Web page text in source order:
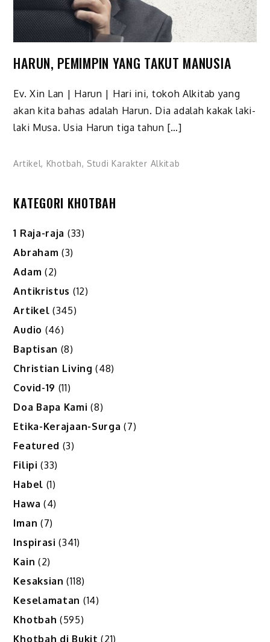
HARUN, PEMIMPIN YANG TAKUT MANUSIA
Ev. Xin Lan | Harun | Hari ini, tokoh Alkitab yang
akan kita bahas adalah Harun. Dia adalah kakak laki-
laki Musa. Usia Harun tiga tahun […]
Artikel, Khotbah, Studi Karakter Alkitab
KATEGORI KHOTBAH
1 Raja-raja (33)
Abraham (3)
Adam (2)
Antikristus (12)
Artikel (345)
Audio (46)
Baptisan (8)
Christian Living (48)
Covid-19 (11)
Doa Bapa Kami (8)
Etika-Kerajaan-Surga (7)
Featured (3)
Filipi (33)
Habel (1)
Hawa (4)
Iman (7)
Inspirasi (341)
Kain (2)
Kesaksian (118)
Keselamatan (14)
Khotbah (595)
Khotbah di Bukit (21)